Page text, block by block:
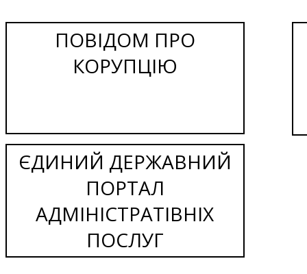
ПОВІДОМ ПРО
КОРУПЦІЮ
ЄДИНИЙ ДЕРЖАВНИЙ
ПОРТАЛ
АДМІНІСТРАТІВНІХ
ПОСЛУГ